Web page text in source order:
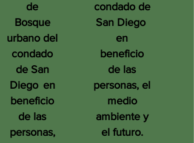
de
Bosque
urbano del
condado
de San
Diego en
beneficio
de las
personas,
condado de
San Diego
en
beneficio
de las
personas, el
medio
ambiente y
el futuro.